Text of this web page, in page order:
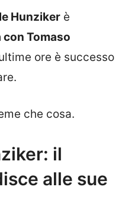
Hunziker è
Tomaso
ore è successo
che cosa.
il
alle sue